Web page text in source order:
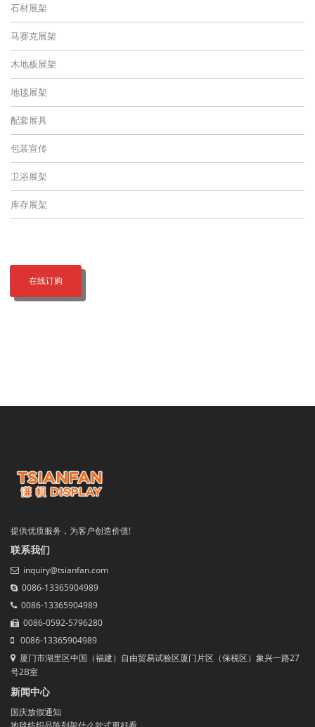
石材展架
马赛克展架
木地板展架
地毯展架
配套展具
包装宣传
卫浴展架
库存展架
在线订购
提供优质服务，为客户创造价值!
联系我们
inquiry@tsianfan.com
0086-13365904989
0086-13365904989
0086-0592-5796280
0086-13365904989
厦门市湖里区中国（福建）自由贸易试验区厦门片区（保税区）象兴一路27
号2B室
新闻中心
国庆放假通知